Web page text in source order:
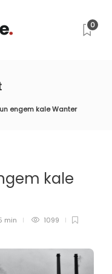
0
engem kale Wanter
kale
min 1099